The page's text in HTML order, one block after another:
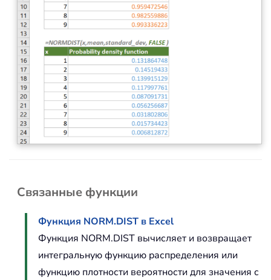
Связанные функции
Функция NORM.DIST в Excel
Функция NORM.DIST вычисляет и возвращает
интегральную функцию распределения или
функцию плотности вероятности для значения с